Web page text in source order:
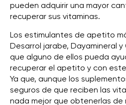
pueden adquirir una mayor
recuperar sus vitaminas.
Los estimulantes de apetito
Desarrol jarabe, Dayamineral y
que alguno de ellos pueda
recuperar el apetito y con
Ya que, aunque los
seguros de que reciben las
nada mejor que obtenerlas de